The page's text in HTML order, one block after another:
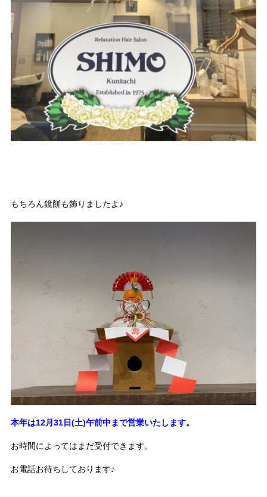
もちろん鏡餅も飾りましたよ♪
本年は12月31日(土)午前中まで営業いたします。
お時間によってはまだ受付できます。
お電話お待ちしております♪